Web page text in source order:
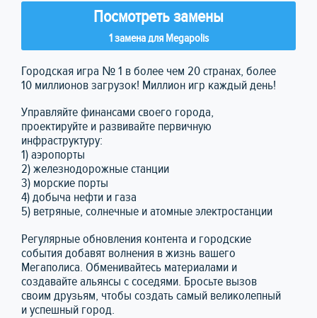
Посмотреть замены
1 замена для Megapolis
Городская игра № 1 в более чем 20 странах, более
10 миллионов загрузок! Миллион игр каждый день!
Управляйте финансами своего города,
проектируйте и развивайте первичную
инфраструктуру:
1) аэропорты
2) железнодорожные станции
3) морские порты
4) добыча нефти и газа
5) ветряные, солнечные и атомные электростанции
Регулярные обновления контента и городские
события добавят волнения в жизнь вашего
Мегаполиса. Обменивайтесь материалами и
создавайте альянсы с соседями. Бросьте вызов
своим друзьям, чтобы создать самый великолепный
и успешный город.